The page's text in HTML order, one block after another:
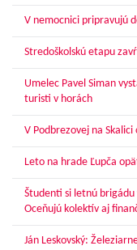
V nemocnici pripravujú
Stredoškolskú etapu
Umelec Pavel Siman
turisti v horách
V Podbrezovej na
Leto na hrade Ľupča
Študenti si letnú
Oceňujú kolektív aj
Ján Leskovský: